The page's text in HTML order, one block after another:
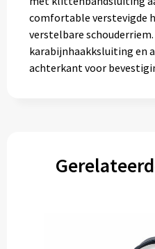
Stormparaplu's
Klassieke paraplu's
comfortable verstevigde
verstelbare schouderriem.
karabijnhaakksluiting en
achterkant voor